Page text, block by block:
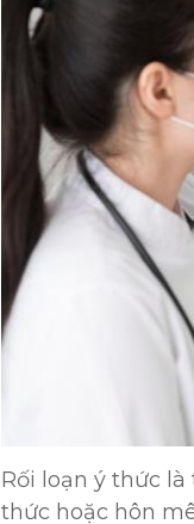
Rối loạn ý thức
thức hoặc hôn